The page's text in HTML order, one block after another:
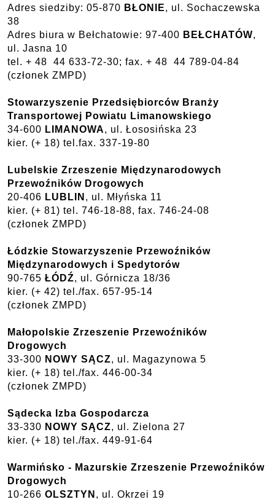
Adres siedziby: 05-870 BŁONIE, ul. Sochaczewska
38
Adres biura w Bełchatowie: 97-400 BEŁCHATÓW,
ul. Jasna 10
tel. + 48 44 633-72-30; fax. + 48 44 789-04-84
(członek ZMPD)
Stowarzyszenie Przedsiębiorców Branży
Transportowej Powiatu Limanowskiego
34-600 LIMANOWA, ul. Łososińska 23
kier. (+ 18) tel.fax. 337-19-80
Lubelskie Zrzeszenie Międzynarodowych
Przewoźników Drogowych
20-406 LUBLIN , ul. Młyńska 11
kier. (+ 81) tel. 746-18-88, fax. 746-24-08
(członek ZMPD)
Łódzkie Stowarzyszenie Przewoźników
Międzynarodowych i Spedytorów
90-765 ŁÓDŹ, ul. Górnicza 18/36
kier. (+ 42) tel./fax. 657-95-14
(członek ZMPD)
Małopolskie Zrzeszenie Przewoźników
Drogowych
33-300 NOWY SĄCZ, ul. Magazynowa 5
kier. (+ 18) tel./fax. 446-00-34
(członek ZMPD)
Sądecka Izba Gospodarcza
33-330 NOWY SĄCZ, ul. Zielona 27
kier. (+ 18) tel./fax. 449-91-64
Warmińsko - Mazurskie Zrzeszenie Przewoźników
Drogowych
10-266 OLSZTYN , ul. Okrzei 19